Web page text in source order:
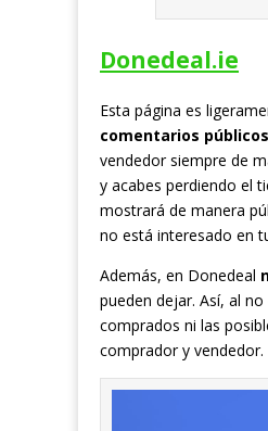
Donedeal.ie
Esta página es
comentarios públicos
vendedor siempre de
y acabes perdiendo el
mostrará de manera
no está interesado en
Además, en Donedeal
pueden dejar. Así, al
comprados ni las
comprador y vendedor.